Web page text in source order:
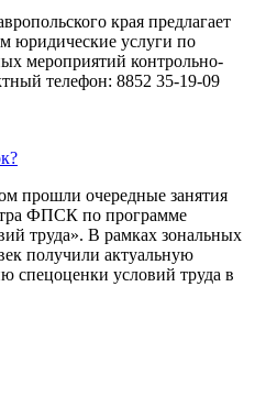
края предлагает
юридические услуги по
мероприятий контрольно-
телефон: 8852 35-19-09
прошли очередные занятия
ФПСК по программе
труда». В рамках зональных
получили актуальную
спецоценки условий труда в